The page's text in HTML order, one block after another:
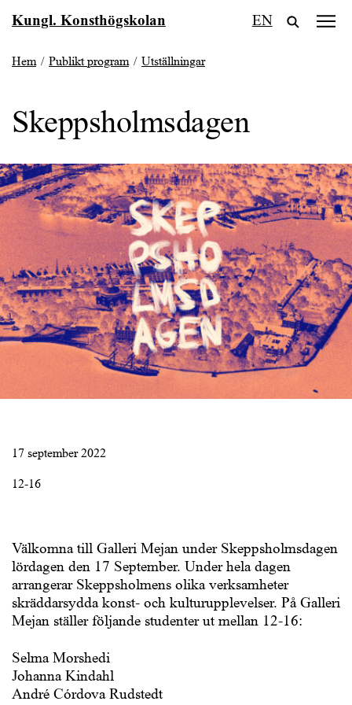
tillKungl. Konsthögskolan EN
Hem/ Publikt program/ Utställningar
Skeppsholmsdagen
17 september 2022
12-16
Välkomna till Galleri Mejan under Skeppsholmsdagen
lördagen den 17 September. Under hela dagen
arrangerar Skeppsholmens olika verksamheter
skräddarsydda konst- och kulturupplevelser. På Galleri
Mejan ställer följande studenter ut mellan 12-16:
Selma Morshedi
Johanna Kindahl
André Córdova Rudstedt